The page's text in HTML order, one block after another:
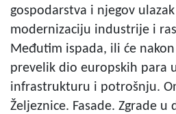
gospodarstva i njegov
modernizaciju industrije i
Međutim ispada, ili će
prevelik dio europskih para
infrastrukturu i potrošnju.
Željeznice. Fasade. Zgrade